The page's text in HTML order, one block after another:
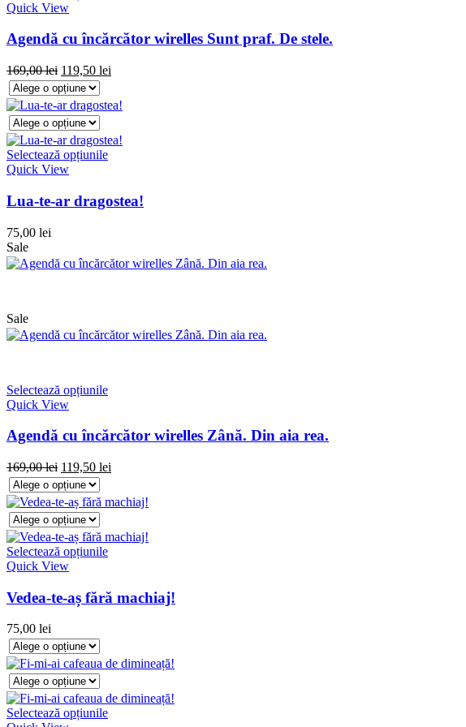
Quick View
Agendă cu încărcător wirelles Sunt praf. De stele.
169,00lei 119,50 lei
Selectează opțiunile
Quick View
Lua-te-ar dragostea!
75,00 lei
Sale
Sale
Selectează opțiunile
Quick View
Agendă cu încărcător wirelles Zână. Din aia rea.
169,00lei 119,50 lei
Selectează opțiunile
Quick View
Vedea-te-aș fără machiaj!
75,00 lei
Selectează opțiunile